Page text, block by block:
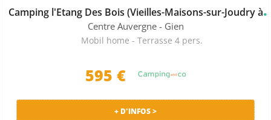
amping l'Etang Des
Centre Auvergne - Gien
Mobil home - Terrasse 4 pers.
595 €
+ D'INFOS >